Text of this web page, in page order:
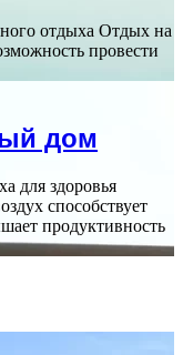
отдыха Отдых на
провести
дом
для здоровья
способствует
продуктивность